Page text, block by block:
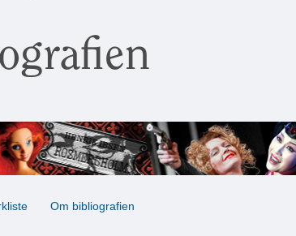
Om bibliografien